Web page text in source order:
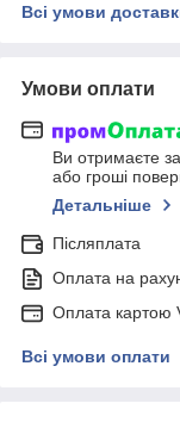
Всі умови
Умови оплати
Ви отримаєте
або гроші
Детальніше
Післяплата
Оплата на
Оплата картою
Всі умови оплати